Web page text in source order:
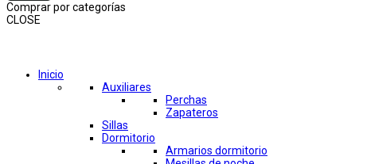
Comprar por categorías
CLOSE
Inicio
Auxiliares
Perchas
Zapateros
Sillas
Dormitorio
Armarios dormitorio